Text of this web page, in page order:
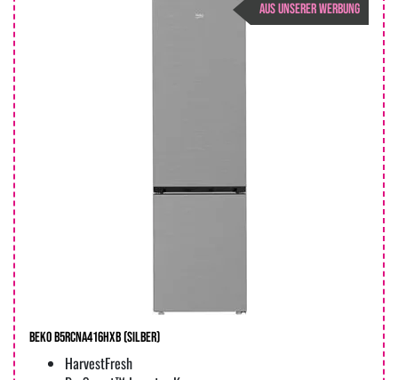
AUS UNSERER WERBUNG
Beko B5RCNA416HXB (silber)
HarvestFresh